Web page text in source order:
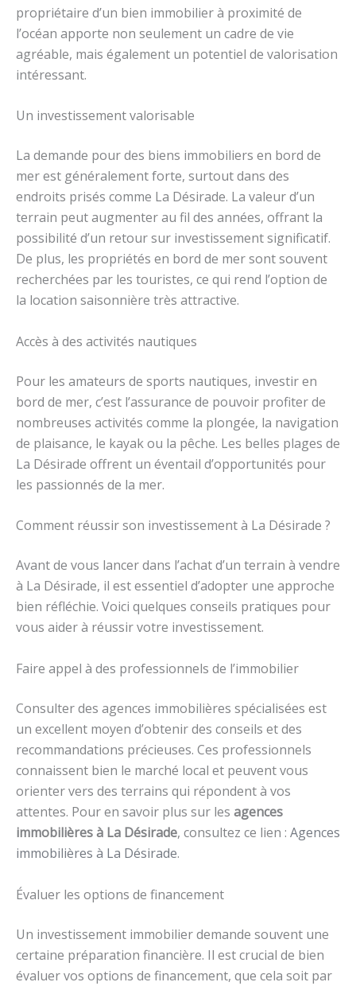
propriétaire d’un bien immobilier à proximité de
l’océan apporte non seulement un cadre de vie
agréable, mais également un potentiel de valorisation
intéressant.
Un investissement valorisable
La demande pour des biens immobiliers en bord de
mer est généralement forte, surtout dans des
endroits prisés comme La Désirade. La valeur d’un
terrain peut augmenter au fil des années, offrant la
possibilité d’un retour sur investissement significatif.
De plus, les propriétés en bord de mer sont souvent
recherchées par les touristes, ce qui rend l’option de
la location saisonnière très attractive.
Accès à des activités nautiques
Pour les amateurs de sports nautiques, investir en
bord de mer, c’est l’assurance de pouvoir profiter de
nombreuses activités comme la plongée, la navigation
de plaisance, le kayak ou la pêche. Les belles plages de
La Désirade offrent un éventail d’opportunités pour
les passionnés de la mer.
Comment réussir son investissement à La Désirade ?
Avant de vous lancer dans l’achat d’un terrain à vendre
à La Désirade, il est essentiel d’adopter une approche
bien réfléchie. Voici quelques conseils pratiques pour
vous aider à réussir votre investissement.
Faire appel à des professionnels de l’immobilier
Consulter des agences immobilières spécialisées est
un excellent moyen d’obtenir des conseils et des
recommandations précieuses. Ces professionnels
connaissent bien le marché local et peuvent vous
orienter vers des terrains qui répondent à vos
attentes. Pour en savoir plus sur les agences
immobilières à La Désirade, consultez ce lien : Agences
immobilières à La Désirade.
Évaluer les options de financement
Un investissement immobilier demande souvent une
certaine préparation financière. Il est crucial de bien
évaluer vos options de financement, que cela soit par